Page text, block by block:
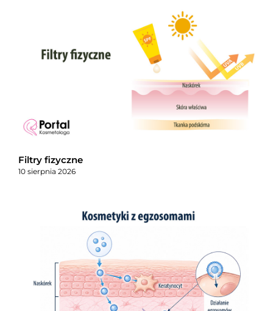
Filtry fizyczne
10 sierpnia 2026